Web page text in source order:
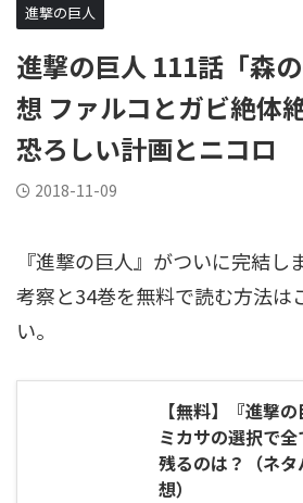
進撃の巨人
進撃の巨人 111話「森
想 ファルコとガビ絶体
恐ろしい計画とニコロ
2018-11-09
『進撃の巨人』がついに完結し
考察と34巻を無料で読む方法は
い。
【無料】『進撃
ミカサの選択で
残るのは？（ネ
想）